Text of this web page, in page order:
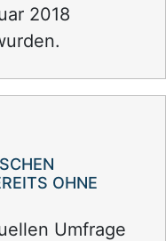
2018
OHNE
Umfrage